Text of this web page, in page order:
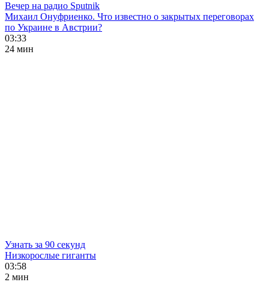
Вечер на радио Sputnik
Михаил Онуфриенко. Что известно о закрытых переговорах
по Украине в Австрии?
03:33
24 мин
Узнать за 90 секунд
Низкорослые гиганты
03:58
2 мин